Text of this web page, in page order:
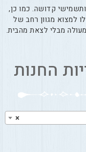
קדושה. כמו כן,
למצוא מגוון רחב של
מבלי לצאת מהבית.
החנות
×